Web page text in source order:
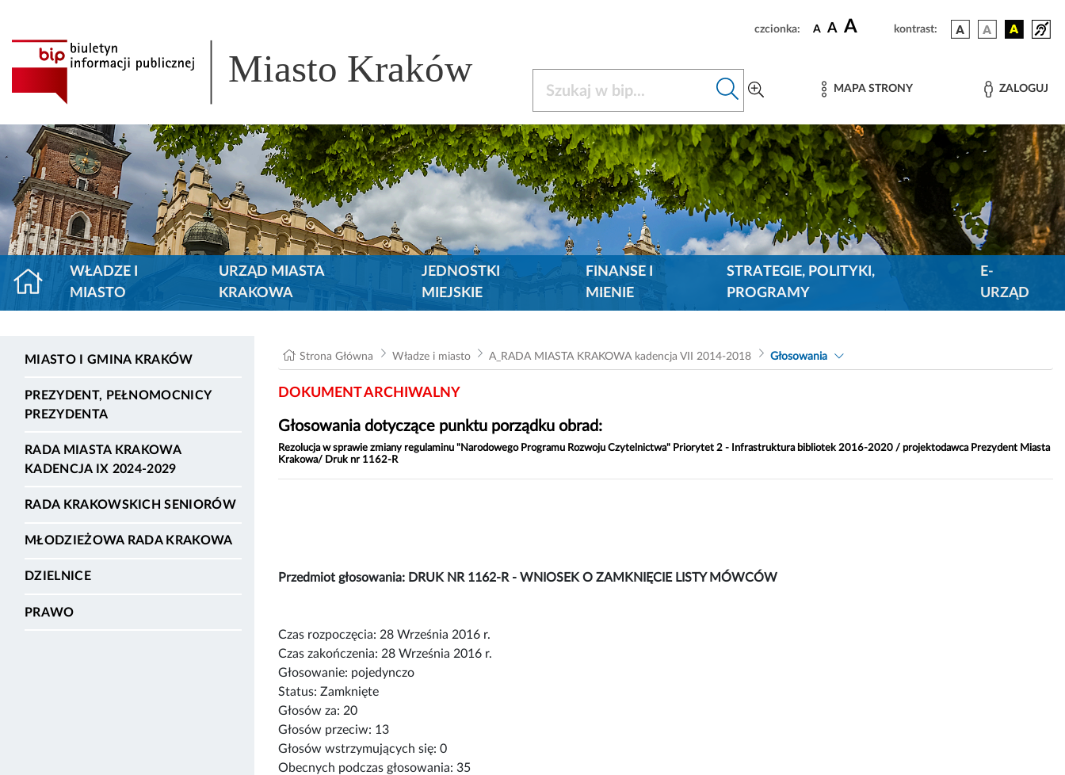
czcionka: A A A kontrast:
Miasto Kraków MAPA STRONY ZALOGUJ
WŁADZE I
MIASTO
URZĄD MIASTA
KRAKOWA
JEDNOSTKI
MIEJSKIE
FINANSE I
MIENIE
STRATEGIE, POLITYKI,
PROGRAMY
E-
URZĄD
MIASTO I GMINA KRAKÓW
PREZYDENT, PEŁNOMOCNICY
PREZYDENTA
RADA MIASTA KRAKOWA
KADENCJA IX 2024-2029
RADA KRAKOWSKICH SENIORÓW
MŁODZIEŻOWA RADA KRAKOWA
DZIELNICE
PRAWO
Strona Główna Władze i miasto A_RADA MIASTA KRAKOWA kadencja VII 2014-2018 Głosowania
DOKUMENT ARCHIWALNY
Głosowania dotyczące punktu porządku obrad:
Rezolucja w sprawie zmiany regulaminu "Narodowego Programu Rozwoju Czytelnictwa" Priorytet 2 - Infrastruktura bibliotek 2016-2020 / projektodawca Prezydent Miasta
Krakowa/ Druk nr 1162-R
Przedmiot głosowania: DRUK NR 1162-R - WNIOSEK O ZAMKNIĘCIE LISTY MÓWCÓW
Czas rozpoczęcia: 28 Września 2016 r.
Czas zakończenia: 28 Września 2016 r.
Głosowanie: pojedynczo
Status: Zamknięte
Głosów za: 20
Głosów przeciw: 13
Głosów wstrzymujących się: 0
Obecnych podczas głosowania: 35